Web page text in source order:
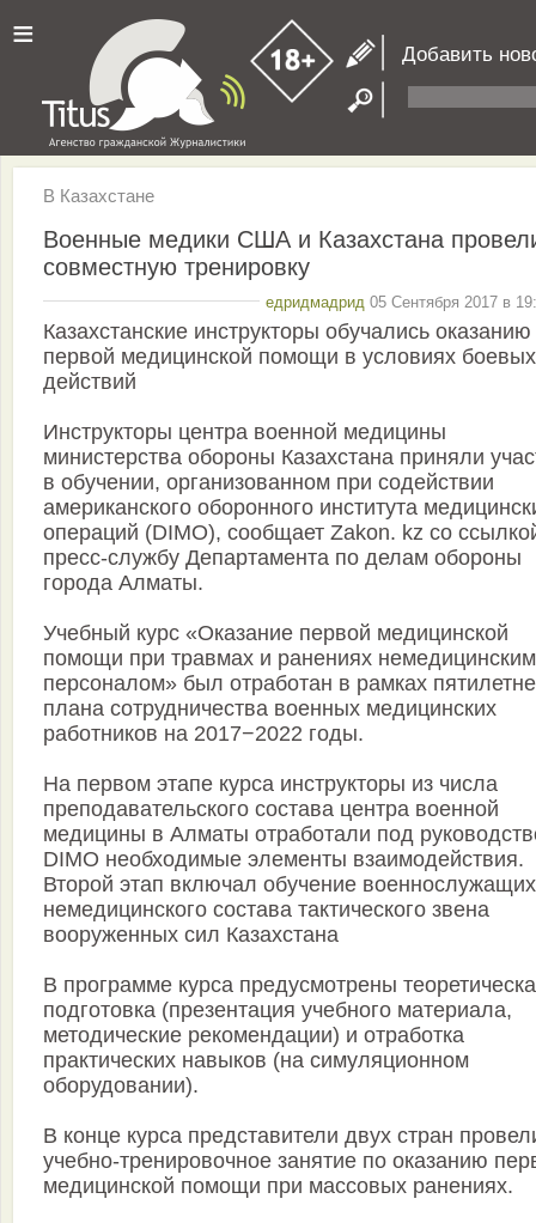
≡ Добавить
В Казахстане
Военные медики США и Казахстана
совместную тренировку
едридмадрид 05 Сентября 2017 в
Казахстанские инструкторы обучались оказанию
первой медицинской помощи в условиях боевых
действий
Инструкторы центра военной медицины
министерства обороны Казахстана приняли
в обучении, организованном при содействии
американского оборонного института
операций (DIMO), сообщает Zakon. kz со
пресс-службу Департамента по делам обороны
города Алматы.
Учебный курс «Оказание первой медицинской
помощи при травмах и ранениях немедицинским
персоналом» был отработан в рамках
плана сотрудничества военных медицинских
работников на 2017−2022 годы.
На первом этапе курса инструкторы из числа
преподавательского состава центра военной
медицины в Алматы отработали под
DIMO необходимые элементы взаимодействия.
Второй этап включал обучение военнослужащих
немедицинского состава тактического звена
вооруженных сил Казахстана
В программе курса предусмотрены
подготовка (презентация учебного материала,
методические рекомендации) и отработка
практических навыков (на симуляционном
оборудовании).
В конце курса представители двух стран
учебно-тренировочное занятие по оказанию
медицинской помощи при массовых ранениях.